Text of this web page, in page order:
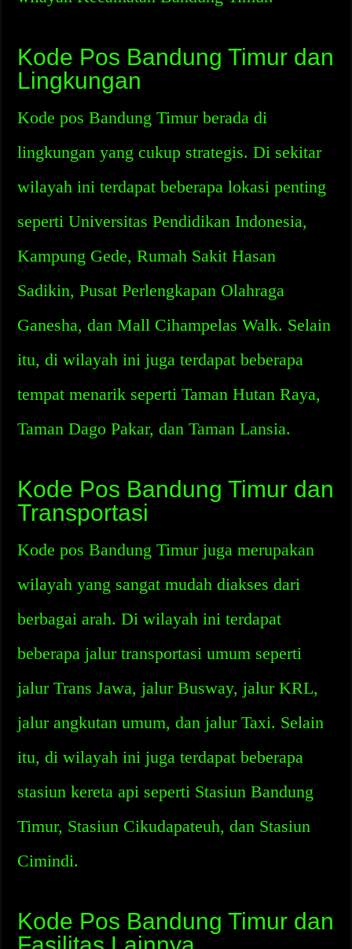
Kode Pos Bandung Timur dan
Lingkungan
Kode pos Bandung Timur berada di
lingkungan yang cukup strategis. Di sekitar
wilayah ini terdapat beberapa lokasi penting
seperti Universitas Pendidikan Indonesia,
Kampung Gede, Rumah Sakit Hasan
Sadikin, Pusat Perlengkapan Olahraga
Ganesha, dan Mall Cihampelas Walk. Selain
itu, di wilayah ini juga terdapat beberapa
tempat menarik seperti Taman Hutan Raya,
Taman Dago Pakar, dan Taman Lansia.
Kode Pos Bandung Timur dan
Transportasi
Kode pos Bandung Timur juga merupakan
wilayah yang sangat mudah diakses dari
berbagai arah. Di wilayah ini terdapat
beberapa jalur transportasi umum seperti
jalur Trans Jawa, jalur Busway, jalur KRL,
jalur angkutan umum, dan jalur Taxi. Selain
itu, di wilayah ini juga terdapat beberapa
stasiun kereta api seperti Stasiun Bandung
Timur, Stasiun Cikudapateuh, dan Stasiun
Cimindi.
Kode Pos Bandung Timur dan